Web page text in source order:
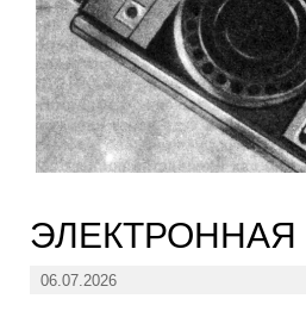
ЭЛЕКТРОННАЯ
06.07.2026